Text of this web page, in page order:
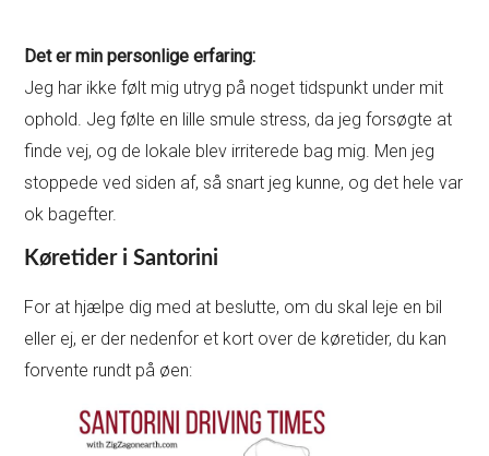
Det er min personlige erfaring:
Jeg har ikke følt mig utryg på noget tidspunkt under mit
ophold. Jeg følte en lille smule stress, da jeg forsøgte at
finde vej, og de lokale blev irriterede bag mig. Men jeg
stoppede ved siden af, så snart jeg kunne, og det hele var
ok bagefter.
Køretider i Santorini
For at hjælpe dig med at beslutte, om du skal leje en bil
eller ej, er der nedenfor et kort over de køretider, du kan
forvente rundt på øen: